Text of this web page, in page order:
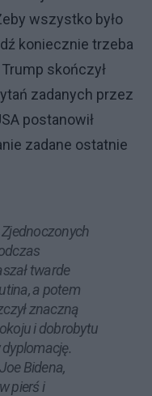
wszystko było
koniecznie trzeba
skończył
zadanych przez
postanowił
zadane ostatnie
twarde
a potem
znaczną
i dobrobytu
Bidena,
pierś i